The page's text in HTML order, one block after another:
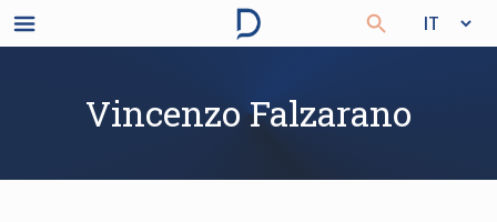
Vincenzo Falzarano